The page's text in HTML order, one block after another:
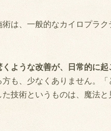
は、一般的なカイロプラ
ような改善が、日常的に起
も、少なくありません。「
技術というものは、魔法